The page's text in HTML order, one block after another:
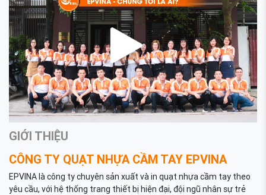
GIỚI THIỆU
CÔNG TY QUẠT NHỰA CẦM TAY EPVINA
EPVINA là công ty chuyên sản xuất và in quạt nhựa cầm tay theo
yêu cầu, với hệ thống trang thiết bị hiện đại, đội ngũ nhân sự trẻ